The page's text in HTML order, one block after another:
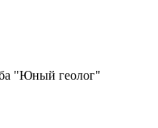
"Юный геолог"